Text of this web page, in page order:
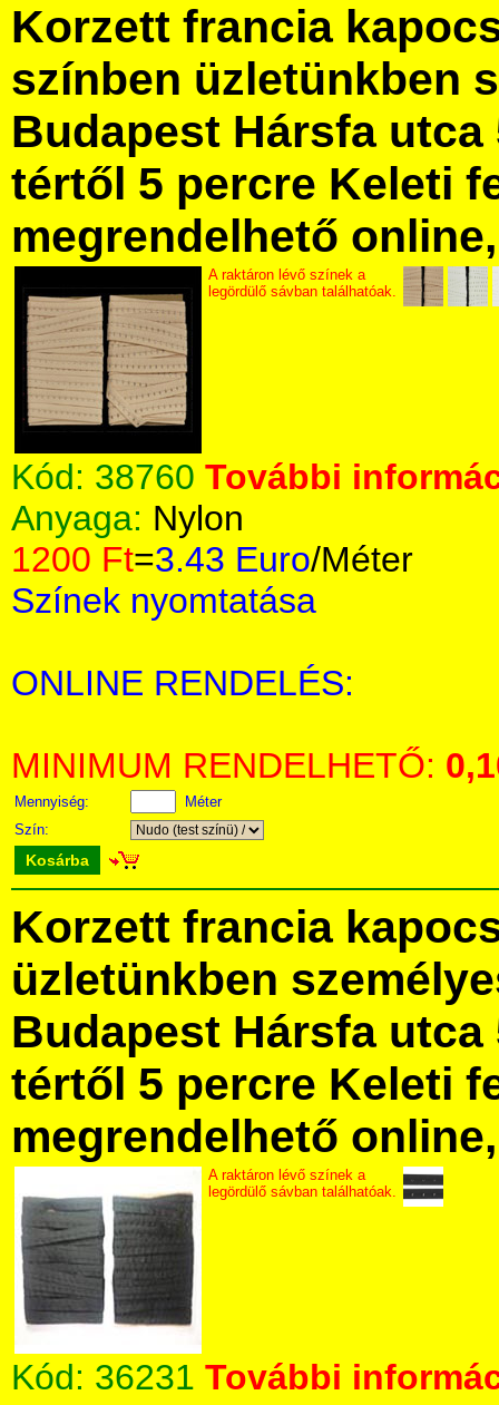
Korzett francia
színben üzletünkben
Budapest Hársfa utca
tértől 5 percre Keleti
megrendelhető
A raktáron lévő színek a
legördülő sávban találhatóak.
Kód: 38760 További
Anyaga: Nylon
1200 Ft=3.43 Euro/Méter
Színek nyomtatása
ONLINE RENDELÉS:
MINIMUM RENDELHETŐ:
Mennyiség:
Méter
Szín:
Kosárba
Korzett francia
üzletünkben
Budapest Hársfa utca
tértől 5 percre Keleti
megrendelhető
A raktáron lévő színek a
legördülő sávban találhatóak.
Kód: 36231 További